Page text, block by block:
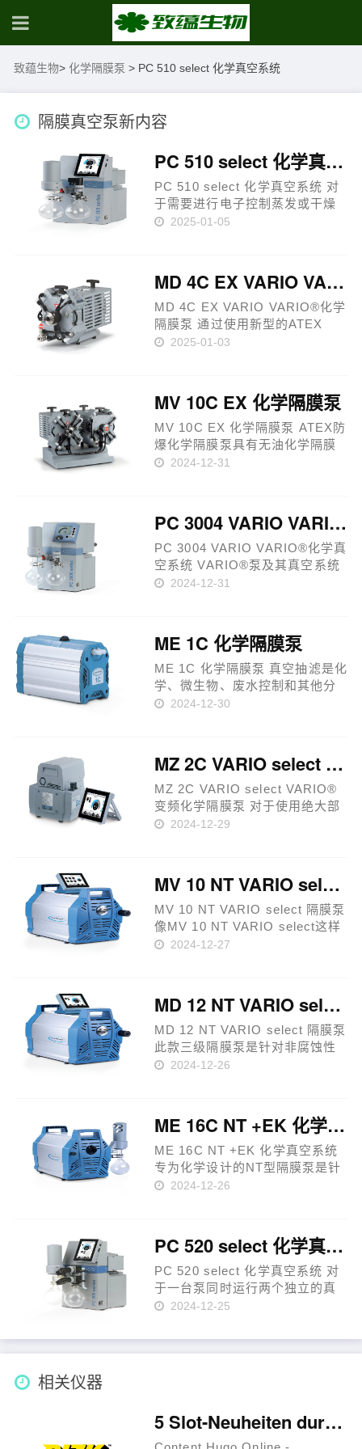
致蕴生物> 化学隔膜泵 > PC 510 select 化学真空系统
隔膜真空泵新内容
PC 510 select 化学真空系统
PC 510 select 化学真空系统 对
于需要进行电子控制蒸发或干燥
过程的应用，我们的PC 500系列
心组件，常用于含有常规溶剂的
中……
2025-01-05
MD 4C EX VARIO VARIO®化学隔膜泵
MD 4C EX VARIO VARIO®化学
隔膜泵 通过使用新型的ATEX
VARIO®化学隔膜泵和化学真空
以通过一条额外的控制信号线进
行驱动。带有 ATEX 真空传感器
和Connecti……
2025-01-03
MV 10C EX 化学隔膜泵
MV 10C EX 化学隔膜泵 ATEX防
爆化学隔膜泵具有无油化学隔膜
泵的所有优点。主要应用于有潜
环境。泵的所有沾湿部件都具有
非……
2024-12-31
PC 3004 VARIO VARIO®化学真空系统
PC 3004 VARIO VARIO®化学真
空系统 VARIO®泵及其真空系统
通过调节隔膜泵的马达转速实现
系列的基础泵是MD 4C NT
VARIO三级化学隔膜泵，满足大
部分高沸点……
2024-12-31
ME 1C 化学隔膜泵
ME 1C 化学隔膜泵 真空抽滤是化
学、微生物、废水控制和其他分
析过程等Z常用的一种样品制备方
列泵是基于无油隔膜泵MD 1C
的……
2024-12-30
MZ 2C VARIO select VARIO® 变频化学隔膜泵
MZ 2C VARIO select VARIO®
变频化学隔膜泵 对于使用绝大部
分常见溶剂的应用，MZ 2C
配了简单易用、基于应用程序的
用户界面，内嵌了所有常见……
2024-12-29
MV 10 NT VARIO select 隔膜泵
MV 10 NT VARIO select 隔膜泵
像MV 10 NT VARIO select这样
的四级隔膜泵是将无油无腐蚀气
快速抽气到负压状态的真空箱
体……
2024-12-27
MD 12 NT VARIO select 隔膜泵
MD 12 NT VARIO select 隔膜泵
此款三级隔膜泵是针对非腐蚀性
气体持续的、无油抽气的优秀解
对于高气载应用或要求快速抽气
到负压状态的真空箱体，该
泵……
2024-12-26
ME 16C NT +EK 化学真空系统
ME 16C NT +EK 化学真空系统
专为化学设计的NT型隔膜泵是针
对腐蚀性气体和蒸汽的一种持续
大和达70mbar的JX真空的优点。
所有与被抽介质接触的主要部件
均……
2024-12-26
PC 520 select 化学真空系统
PC 520 select 化学真空系统 对
于一台泵同时运行两个独立的真
空应用需求，此款化学真空系统
案。基础泵是备受欢迎的MZ 2C
NT三级隔膜泵，PC 520 select
2024-12-25
相关仪器
5 Slot-Neuheiten durch Bally Wulff ferner Hydrargyrum hugo Online -Spielautomaten aufführen